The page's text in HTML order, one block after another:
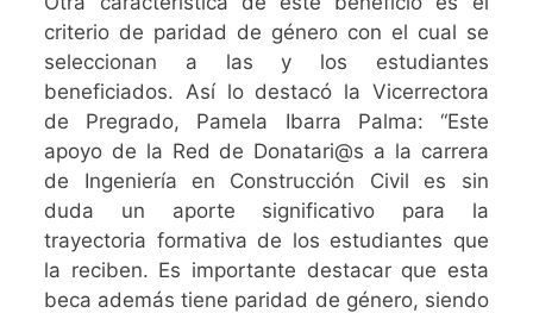
criterio de paridad de género con el cual se
seleccionan a las y los estudiantes
beneficiados. Así lo destacó la Vicerrectora
de Pregrado, Pamela Ibarra Palma: “Este
apoyo de la Red de Donatari@s a la carrera
de Ingeniería en Construcción Civil es sin
duda un aporte significativo para la
trayectoria formativa de los estudiantes que
la reciben. Es importante destacar que esta
beca además tiene paridad de género, siendo